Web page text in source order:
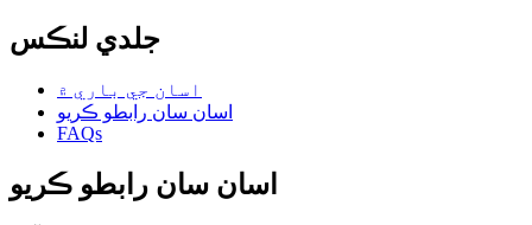
جلدي لنڪس
اسان جي باري ۾
اسان سان رابطو ڪريو
FAQs
اسان سان رابطو ڪريو